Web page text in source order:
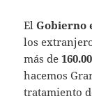
ElGobierno
los
más de
hacemos
tratamiento